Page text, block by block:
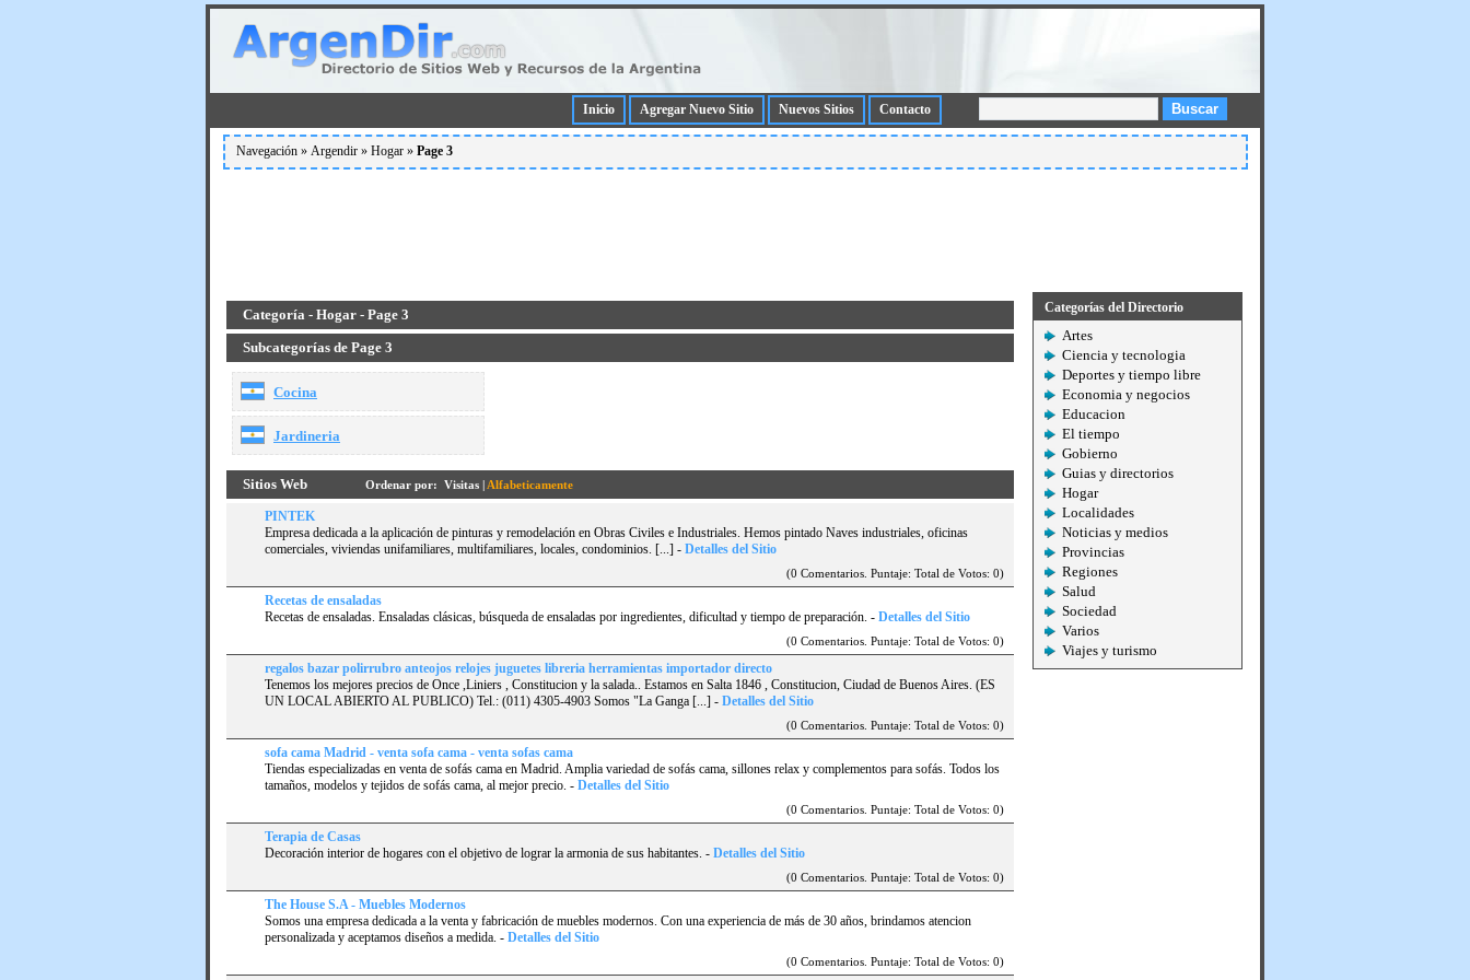
Buscar
Inicio Agregar Nuevo Sitio Nuevos Sitios Contacto
Navegación » Argendir » Hogar » Page 3
Categoría - Hogar - Page 3
Subcategorías de Page 3
Cocina
Jardineria
Sitios Web Ordenar por: Visitas | Alfabeticamente
PINTEK
Empresa dedicada a la aplicación de pinturas y remodelación en Obras Civiles e Industriales. Hemos pintado Naves industriales, oficinas
comerciales, viviendas unifamiliares, multifamiliares, locales, condominios. [...] - Detalles del Sitio
(0 Comentarios. Puntaje: Total de Votos: 0)
Recetas de ensaladas
Recetas de ensaladas. Ensaladas clásicas, búsqueda de ensaladas por ingredientes, dificultad y tiempo de preparación. - Detalles del Sitio
(0 Comentarios. Puntaje: Total de Votos: 0)
regalos bazar polirrubro anteojos relojes juguetes libreria herramientas importador directo
Tenemos los mejores precios de Once ,Liniers , Constitucion y la salada.. Estamos en Salta 1846 , Constitucion, Ciudad de Buenos Aires. (ES
UN LOCAL ABIERTO AL PUBLICO) Tel.: (011) 4305-4903 Somos "La Ganga [...] - Detalles del Sitio
(0 Comentarios. Puntaje: Total de Votos: 0)
sofa cama Madrid - venta sofa cama - venta sofas cama
Tiendas especializadas en venta de sofás cama en Madrid. Amplia variedad de sofás cama, sillones relax y complementos para sofás. Todos los
tamaños, modelos y tejidos de sofás cama, al mejor precio. - Detalles del Sitio
(0 Comentarios. Puntaje: Total de Votos: 0)
Terapia de Casas
Decoración interior de hogares con el objetivo de lograr la armonia de sus habitantes. - Detalles del Sitio
(0 Comentarios. Puntaje: Total de Votos: 0)
The House S.A - Muebles Modernos
Somos una empresa dedicada a la venta y fabricación de muebles modernos. Con una experiencia de más de 30 años, brindamos atencion
personalizada y aceptamos diseños a medida. - Detalles del Sitio
(0 Comentarios. Puntaje: Total de Votos: 0)
Categorías del Directorio
Artes
Ciencia y tecnologia
Deportes y tiempo libre
Economia y negocios
Educacion
El tiempo
Gobierno
Guias y directorios
Hogar
Localidades
Noticias y medios
Provincias
Regiones
Salud
Sociedad
Varios
Viajes y turismo